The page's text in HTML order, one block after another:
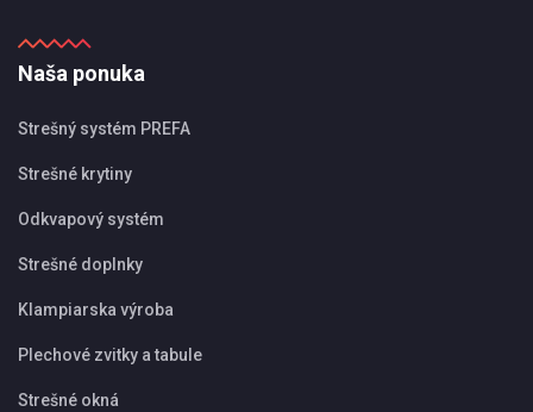
Naša ponuka
Strešný systém PREFA
Strešné krytiny
Odkvapový systém
Strešné doplnky
Klampiarska výroba
Plechové zvitky a tabule
Strešné okná